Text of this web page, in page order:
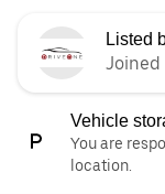
Listed
Joined
Vehicle
You are
location.